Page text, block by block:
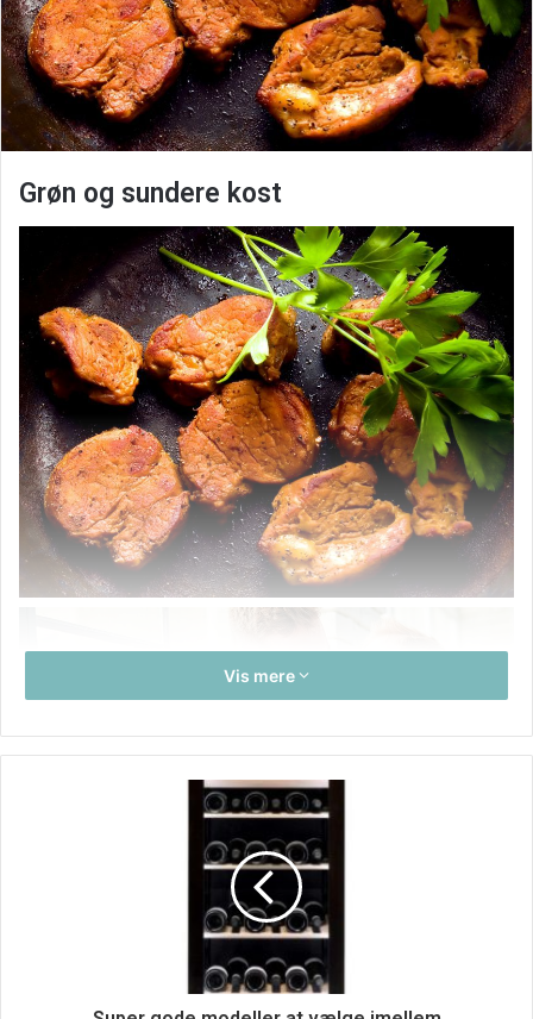
Grøn og sundere kost
Kunne du også godt tænke dig at spise lidt grønnere, og
Vis mere